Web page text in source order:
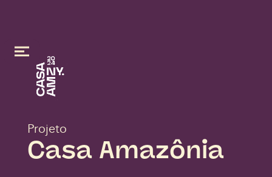
Projeto
Casa Amazônia